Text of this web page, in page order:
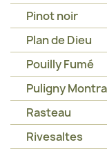
Pinot noir
Plan de Dieu
Pouilly Fumé
Puligny
Rasteau
Rivesaltes